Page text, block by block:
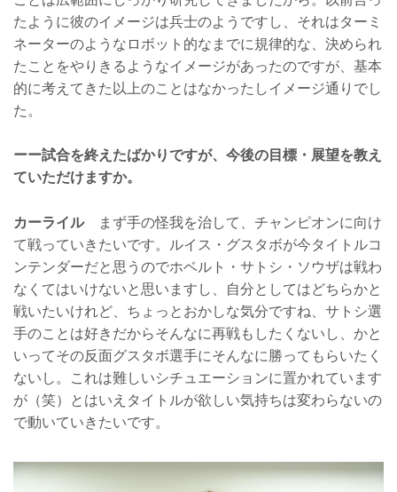
たように彼のイメージは兵士のようですし、それはターミ
ネーターのようなロボット的なまでに規律的な、決められ
たことをやりきるようなイメージがあったのですが、基本
的に考えてきた以上のことはなかったしイメージ通りでし
た。
ーー試合を終えたばかりですが、今後の目標・展望を教え
ていただけますか。
カーライルまず手の怪我を治して、チャンピオンに向け
て戦っていきたいです。ルイス・グスタボが今タイトルコ
ンテンダーだと思うのでホベルト・サトシ・ソウザは戦わ
なくてはいけないと思いますし、自分としてはどちらかと
戦いたいけれど、ちょっとおかしな気分ですね、サトシ選
手のことは好きだからそんなに再戦もしたくないし、かと
いってその反面グスタボ選手にそんなに勝ってもらいたく
ないし。これは難しいシチュエーションに置かれています
が（笑）とはいえタイトルが欲しい気持ちは変わらないの
で動いていきたいです。